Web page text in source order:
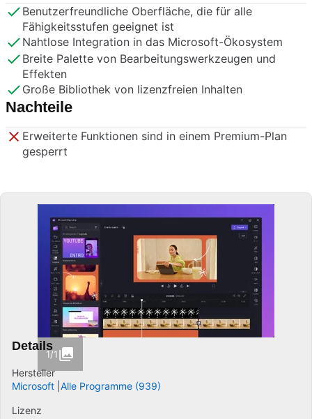
Benutzerfreundliche Oberfläche, die für alle
Fähigkeitsstufen geeignet ist
Nahtlose Integration in das Microsoft-Ökosystem
Breite Palette von Bearbeitungswerkzeugen und
Effekten
Große Bibliothek von lizenzfreien Inhalten
Nachteile
Erweiterte Funktionen sind in einem Premium-Plan
gesperrt
1/1
Details
Hersteller
Microsoft Alle Programme (939)
Lizenz